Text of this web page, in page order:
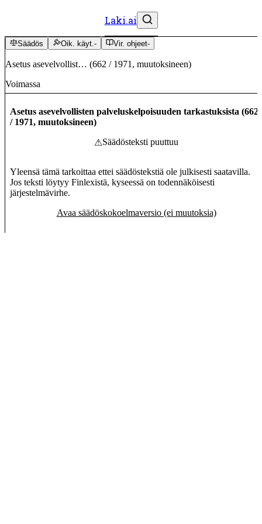
Laki.ai
Säädös Oik. käyt.- Vir. ohjeet-
Asetus asevelvollist… (662 / 1971 , muutoksineen)
Voimassa
Asetus asevelvollisten palveluskelpoisuuden tarkastuksista (662
/ 1971, muutoksineen)
⚠Säädösteksti puuttuu
Yleensä tämä tarkoittaa ettei säädöstekstiä ole julkisesti saatavilla.
Jos teksti löytyy Finlexistä, kyseessä on todennäköisesti
järjestelmävirhe.
Avaa säädöskokoelmaversio (ei muutoksia)